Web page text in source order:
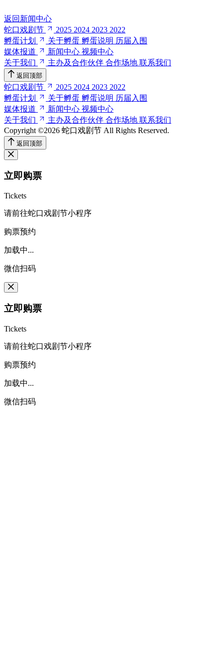
返回新闻中心
蛇口戏剧节
2025 2024 2023 2022
孵蛋计划
关于孵蛋 孵蛋说明 历届入围
媒体报道
新闻中心 视频中心
关于我们
主办及合作伙伴 合作场地 联系我们
返回顶部
蛇口戏剧节 2025 2024 2023 2022
孵蛋计划
关于孵蛋 孵蛋说明 历届入围
媒体报道
新闻中心 视频中心
关于我们
主办及合作伙伴 合作场地 联系我们
Copyright ©2026 蛇口戏剧节 All Rights Reserved.
返回顶部
立即购票
Tickets
请前往蛇口戏剧节小程序
购票预约
加载中...
微信扫码
立即购票
Tickets
请前往蛇口戏剧节小程序
购票预约
加载中...
微信扫码